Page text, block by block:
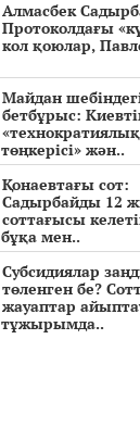
Алмасбек
Протоколдағы
кол қоюлар,
Майдан
бетбұрыс:
«технократиялық
төңкерісі» жән..
Қонаевтағы сот:
Садырбайды 12
соттағысы
бұқа мен..
Субсидиялар
төленген бе?
жауаптар
тұжырымда..